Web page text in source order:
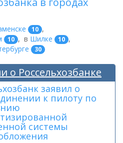
10 ,
10 , в Шилке 10 ,
30
о Россельхозбанке
заявил о
к пилоту по
системы